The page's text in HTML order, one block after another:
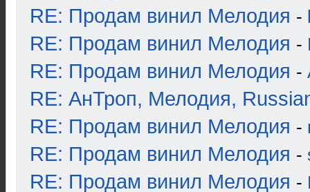
RE: Продам винил Мелодия -
RE: Продам винил Мелодия -
RE: Продам винил Мелодия -
RE: АнТроп, Мелодия,
RE: Продам винил Мелодия -
RE: Продам винил Мелодия -
RE: Продам винил Мелодия -